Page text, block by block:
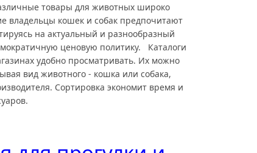
товары для животных широко
владельцы кошек и собак предпочитают
на актуальный и разнообразный
ценовую политику. Каталоги
удобно просматривать. Их можно
вид животного - кошка или собака,
Сортировка экономит время и